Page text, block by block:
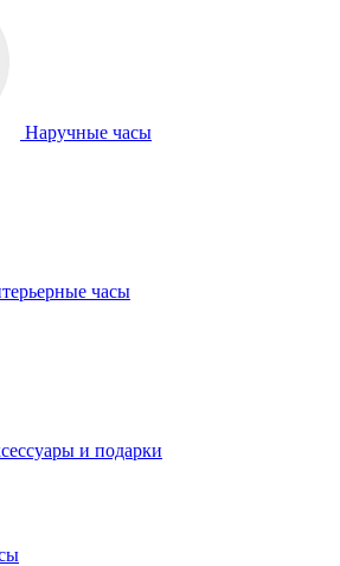
Наручные часы
часы
и подарки